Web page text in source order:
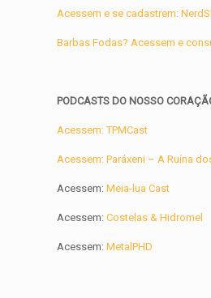
Acessem e se cadastrem:
Barbas Fodas? Acessem e
PODCASTS DO NOSSO
Acessem: TPMCast
Acessem: Paráxeni – A Ruína
Acessem: Meia-lua Cast
Acessem:Costelas & Hidromel
Acessem: MetalPHD